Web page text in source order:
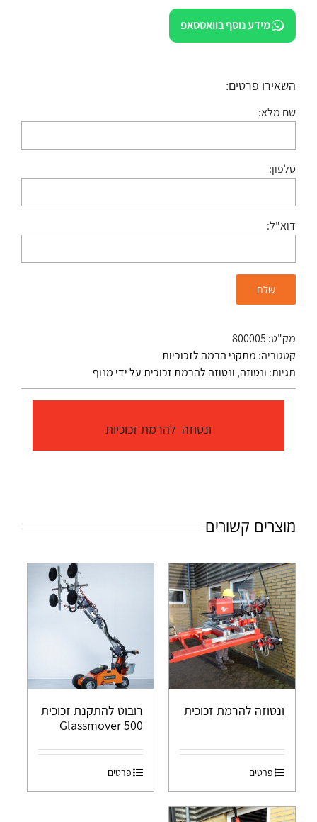
מידע נוסף בוואטסאפ
השאירו פרטים:
שם מלא:
טלפון:
דוא"ל:
מק"ט: 800005
קטגוריה: מתקני הרמה לזכוכיות
תגיות: ונטוזה, ונטוזה להרמת זכוכית על ידי מנוף
ונטוזה להרמת זכוכיות
מוצרים קשורים
ונטוזה להרמת זכוכית
פרטים
רובוט להתקנת זכוכית
Glassmover 500
פרטים